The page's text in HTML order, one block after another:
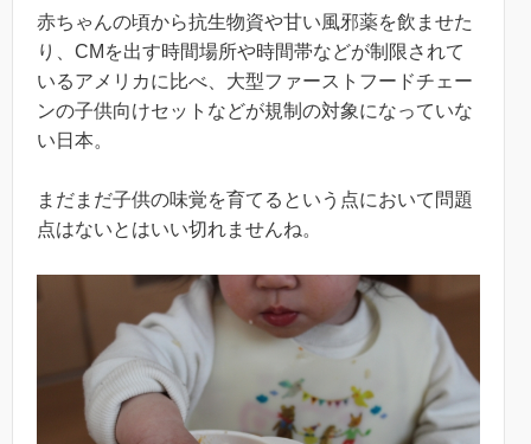
赤ちゃんの頃から抗生物資や甘い風邪薬を飲ませた
り、CMを出す時間場所や時間帯などが制限されて
いるアメリカに比べ、大型ファーストフードチェー
ンの子供向けセットなどが規制の対象になっていな
い日本。
まだまだ子供の味覚を育てるという点において問題
点はないとはいい切れませんね。